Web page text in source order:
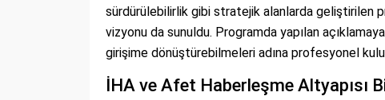
sürdürülebilirlik gibi stratejik alanlarda geliştirilen
vizyonu da sunuldu. Programda yapılan
girişime dönüştürebilmeleri adına profesyonel
İHA ve Afet Haberleşme Altyapısı